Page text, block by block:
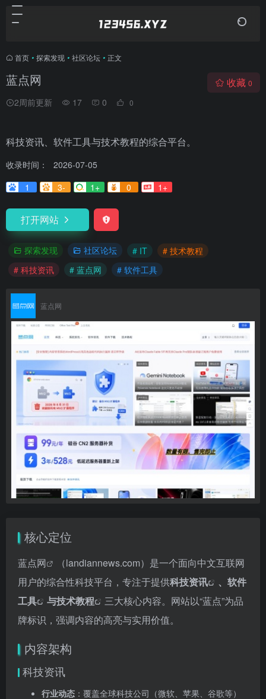
首页 • 探索发现 • 社区论坛 • 正文
蓝点网
2周前更新 17 0 0
收藏 0
科技资讯、软件工具与技术教程的综合平台。
收录时间：
2026-07-05
1
3- 1+ 0 1+
打开网站
探索发现 社区论坛 # IT
# 技术教程
# 科技资讯
# 蓝点网 # 软件工具
蓝点网
核心定位
蓝点网
（landiannews.com）是一个面向中文互联网
用户的综合性科技平台，专注于提供科技资讯 、 软件
工具
与技术教程
三大核心内容。网站以“蓝点”为品
牌标识，强调内容的高亮与实用价值。
内容架构
科技资讯
行业动态 ：覆盖全球科技公司（微软、苹果、谷歌等）